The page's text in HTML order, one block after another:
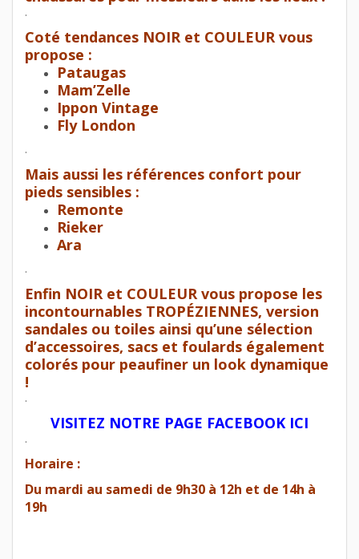
.
Coté tendances NOIR et COULEUR vous
propose :
Pataugas
Mam’Zelle
Ippon Vintage
Fly London
.
Mais aussi les références confort pour
pieds sensibles :
Remonte
Rieker
Ara
.
Enfin NOIR et COULEUR vous propose les
incontournables TROPÉZIENNES, version
sandales ou toiles ainsi qu’une sélection
d’accessoires, sacs et foulards également
colorés pour peaufiner un look dynamique
!
.
VISITEZ NOTRE PAGE FACEBOOK ICI
.
Horaire :
Du mardi au samedi de 9h30 à 12h et de 14h à
19h